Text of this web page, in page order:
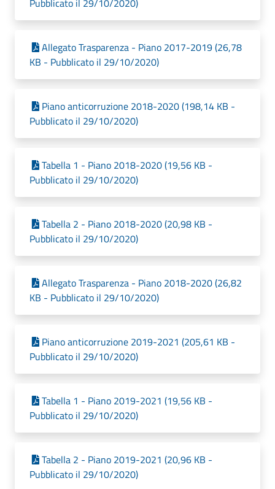
Pubblicato il 29/10/2020)
Allegato Trasparenza - Piano 2017-2019 (26,78
KB - Pubblicato il 29/10/2020)
Piano anticorruzione 2018-2020 (198,14 KB -
Pubblicato il 29/10/2020)
Tabella 1 - Piano 2018-2020 (19,56 KB -
Pubblicato il 29/10/2020)
Tabella 2 - Piano 2018-2020 (20,98 KB -
Pubblicato il 29/10/2020)
Allegato Trasparenza - Piano 2018-2020 (26,82
KB - Pubblicato il 29/10/2020)
Piano anticorruzione 2019-2021 (205,61 KB -
Pubblicato il 29/10/2020)
Tabella 1 - Piano 2019-2021 (19,56 KB -
Pubblicato il 29/10/2020)
Tabella 2 - Piano 2019-2021 (20,96 KB -
Pubblicato il 29/10/2020)